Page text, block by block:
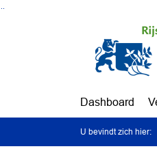
Dashboard
U bevindt zich hier: